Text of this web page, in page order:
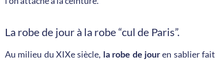
La robe de jour à la robe “cul de Paris”.
Au milieu du XIXe siècle, la robe de jouren sablier fait